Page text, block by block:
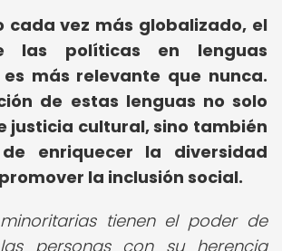
cada vez más globalizado, el
las políticas en lenguas
más relevante que nunca.
de estas lenguas no solo
justicia cultural, sino también
enriquecer la diversidad
la inclusión social.
tienen el poder de
personas con su herencia